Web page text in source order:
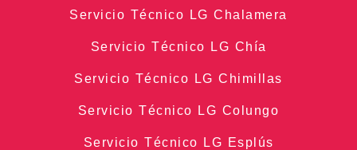
Servicio Técnico LG Chalamera
Servicio Técnico LG Chía
Servicio Técnico LG Chimillas
Servicio Técnico LG Colungo
Servicio Técnico LG Esplús